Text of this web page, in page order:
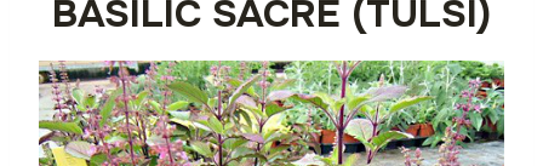
BASILIC SACRÉ (TULSI)